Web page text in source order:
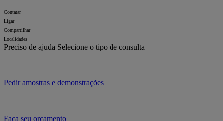
Contatar
Ligar
Compartilhar
Localidades
Preciso de ajuda Selecione o tipo de consulta
Pedir amostras e demonstrações
Faça seu orçamento